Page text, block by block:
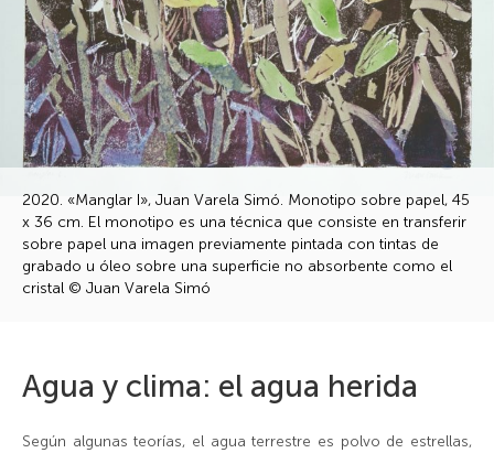
2020. «Manglar I», Juan Varela Simó. Monotipo sobre papel, 45
x 36 cm. El monotipo es una técnica que consiste en transferir
sobre papel una imagen previamente pintada con tintas de
grabado u óleo sobre una superficie no absorbente como el
cristal © Juan Varela Simó
Agua y clima: el agua herida
Según algunas teorías, el agua terrestre es polvo de estrellas,